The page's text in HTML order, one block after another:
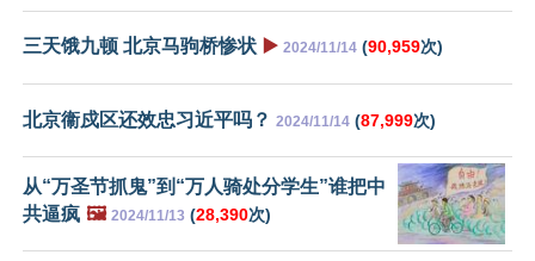
三天饿九顿 北京马驹桥惨状 ▶️ 2024/11/14 (90,959次)
北京衞戍区还效忠习近平吗？ 2024/11/14 (87,999次)
从“万圣节抓鬼”到“万人骑处分学生”谁把中
共逼疯 🖼️ 2024/11/13 (28,390次)